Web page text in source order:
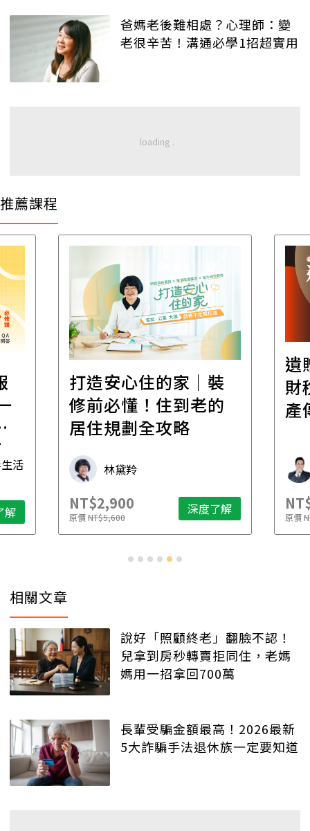
爸媽老後難相處？心理師：變
老很辛苦！溝通必學1招超實用
推薦課程
活
解
打造安心住的家｜裝
修前必懂！住到老的
居住規劃全攻略
林黛羚
NT$2,900
原價NT$5,600 深度了解
遺
財
產
原價
相關文章
說好「照顧終老」翻臉不認！
兒拿到房秒轉賣拒同住，老媽
媽用一招拿回700萬
長輩受騙金額最高！2026最新
5大詐騙手法退休族一定要知道